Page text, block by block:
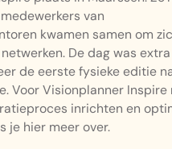
van
kwamen samen om
De dag was
de eerste fysieke editie
Voor Visionplanner Inspire
inrichten en
je hier meer over.